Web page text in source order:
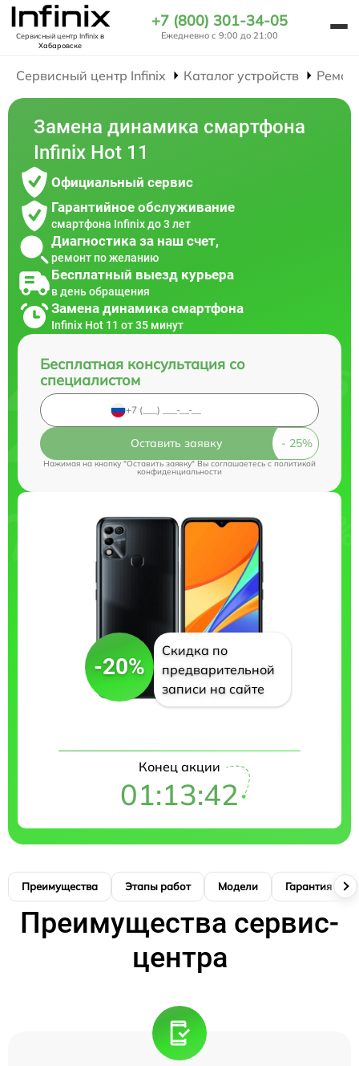
Сервисный центр Infinixв
Хабаровске
+7 (800) 301-34-05
Ежедневно с 9:00 до 21:00
Сервисный центр Infinix Каталог устройств
Замена динамика смартфона
Infinix Hot 11
Официальный сервис
Гарантийное обслуживание
смартфона Infinix до 3 лет
Диагностика за наш счет,
ремонт по желанию
Бесплатный выезд курьера
в день обращения
Замена динамика смартфона
Infinix Hot 11 от 35 минут
Бесплатная консультация со
специалистом
Оставить заявку
Нажимая на кнопку "Оставить заявку" Вы соглашаетесь cполитикой
конфиденциальности
-20%
Скидка по
предварительной
записи на сайте
Конец акции
01:13:41
Преимущества Этапы работ Модели Гарантия
Преимущества сервис-
центра